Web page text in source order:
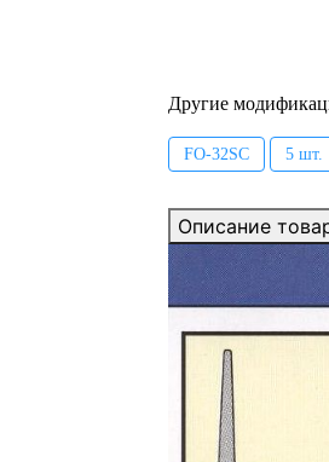
Другие
FO-32SC 5 шт.
Описание